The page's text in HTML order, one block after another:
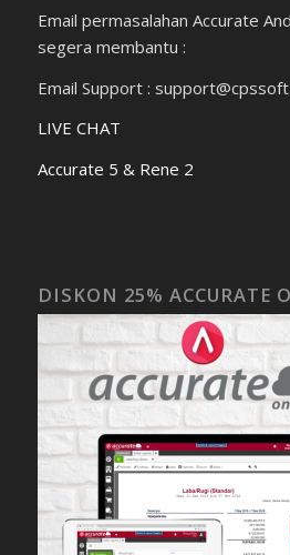
Email permasalahan Accurate
segera membantu :
Email Support :
LIVE CHAT
Accurate 5 & Rene 2
DISKON 25% ACCURATE